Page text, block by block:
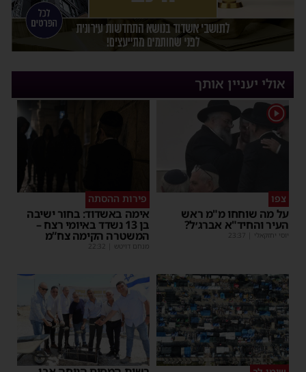
אולי יעניין אותך
1
צפו
על מה שוחחו מ"מ ראש
העיר והחיד"א אברג׳ל?
יוסי יחזקאלי 23:37
פירות ההסתה
אימה באשדוד: בחור ישיבה
בן 13 נשדד באיומי רצח –
המשטרה הקימה צח”מ
מנחם דויטש 22:32